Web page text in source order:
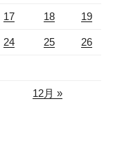
17 18 19
24 25 26
12月 »